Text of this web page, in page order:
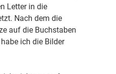
Letter in die
Nach dem die
auf die Buchstaben
ich die Bilder